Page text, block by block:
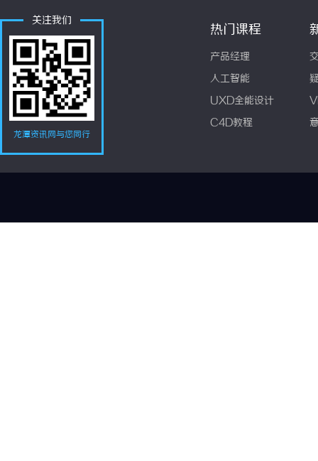
关注我们
龙潭资讯网与您同行
热门课程
产品经理
人工智能
UXD全能设计
C4D教程